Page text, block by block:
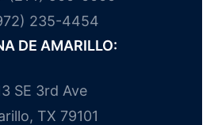
235-4454
DE AMARILLO:
SE 3rd Ave
TX 79101